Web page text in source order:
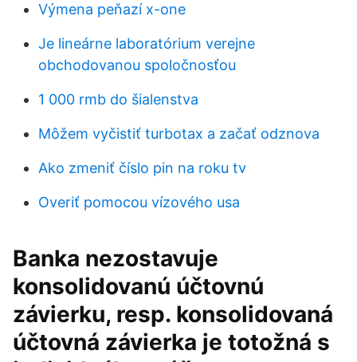
Výmena peňazí x-one
Je lineárne laboratórium verejne
obchodovanou spoločnosťou
1 000 rmb do šialenstva
Môžem vyčistiť turbotax a začať odznova
Ako zmeniť číslo pin na roku tv
Overiť pomocou vízového usa
Banka nezostavuje
konsolidovanú účtovnú
závierku, resp. konsolidovaná
účtovná závierka je totožná s